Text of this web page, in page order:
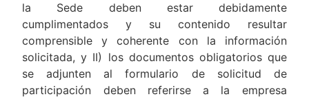
la Sede deben estar debidamente
cumplimentados y su contenido resultar
comprensible y coherente con la información
solicitada, y II) los documentos obligatorios que
se adjunten al formulario de solicitud de
participación deben referirse a la empresa